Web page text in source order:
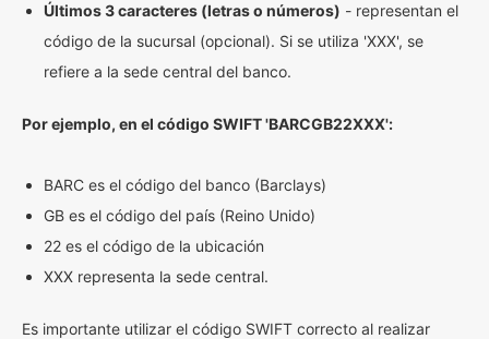
Últimos 3 caracteres (letras o números) - representan el
código de la sucursal (opcional). Si se utiliza 'XXX', se
refiere a la sede central del banco.
Por ejemplo, en el código SWIFT 'BARCGB22XXX':
BARC es el código del banco (Barclays)
GB es el código del país (Reino Unido)
22 es el código de la ubicación
XXX representa la sede central.
Es importante utilizar el código SWIFT correcto al realizar